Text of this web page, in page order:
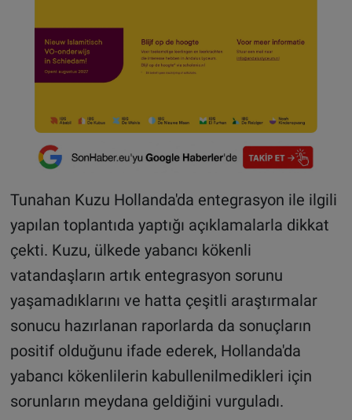
Tunahan Kuzu Hollanda'da entegrasyon ile ilgili
yapılan toplantıda yaptığı açıklamalarla dikkat
çekti. Kuzu, ülkede yabancı kökenli
vatandaşların artık entegrasyon sorunu
yaşamadıklarını ve hatta çeşitli araştırmalar
sonucu hazırlanan raporlarda da sonuçların
positif olduğunu ifade ederek, Hollanda'da
yabancı kökenlilerin kabullenilmedikleri için
sorunların meydana geldiğini vurguladı.